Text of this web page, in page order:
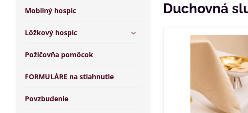
Duchovná
Mobilný hospic
Lôžkový hospic
Požičovňa pomôcok
FORMULÁRE na stiahnutie
Povzbudenie